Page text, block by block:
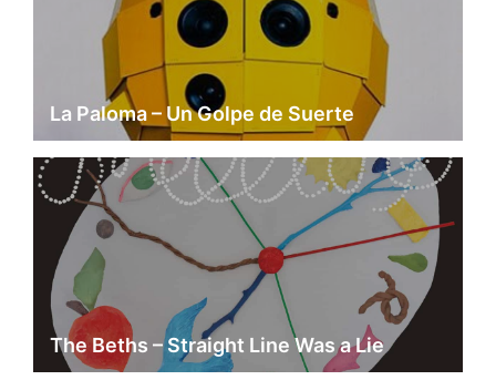
La Paloma – Un Golpe de Suerte
The Beths – Straight Line Was a Lie